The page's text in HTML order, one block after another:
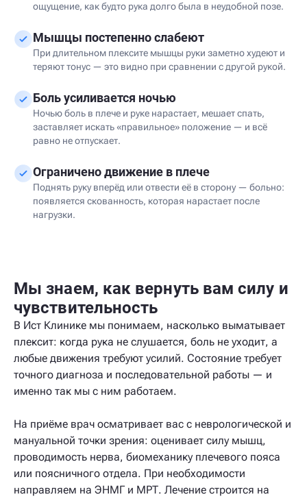
ощущение, как будто рука долго была в неудобной позе.
Мышцы постепенно слабеют
При длительном плексите мышцы руки заметно худеют и
теряют тонус — это видно при сравнении с другой рукой.
Боль усиливается ночью
Ночью боль в плече и руке нарастает, мешает спать,
заставляет искать «правильное» положение — и всё
равно не отпускает.
Ограничено движение в плече
Поднять руку вперёд или отвести её в сторону — больно:
появляется скованность, которая нарастает после
нагрузки.
Мы знаем, как вернуть вам силу и
чувствительность
В Ист Клинике мы понимаем, насколько выматывает
плексит: когда рука не слушается, боль не уходит, а
любые движения требуют усилий. Состояние требует
точного диагноза и последовательной работы — и
именно так мы с ним работаем.
На приёме врач осматривает вас с неврологической и
мануальной точки зрения: оценивает силу мышц,
проводимость нерва, биомеханику плечевого пояса
или поясничного отдела. При необходимости
направляем на ЭНМГ и МРТ. Лечение строится на